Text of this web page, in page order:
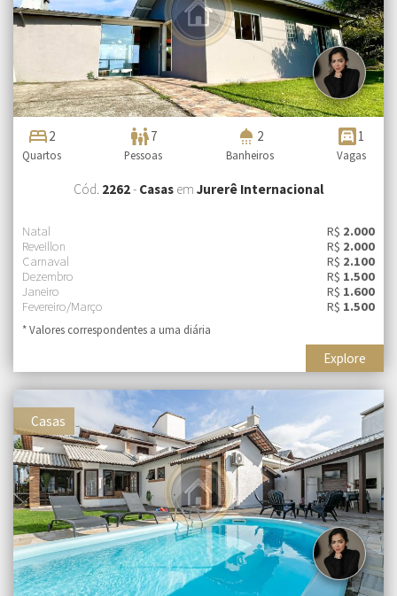
bed2
Quartos
family_restroom7
Pessoas
shower 2
Banheiros
garage 1
Vagas
Cód. 2262- Casas em Jurerê Internacional
Natal R$ 2.000
Reveillon
R$ 2.000
Carnaval
R$ 2.100
Dezembro
R$ 1.500
Janeiro
R$ 1.600
Fevereiro/Março
R$ 1.500
* Valores correspondentes a uma diária
Explore
Casas